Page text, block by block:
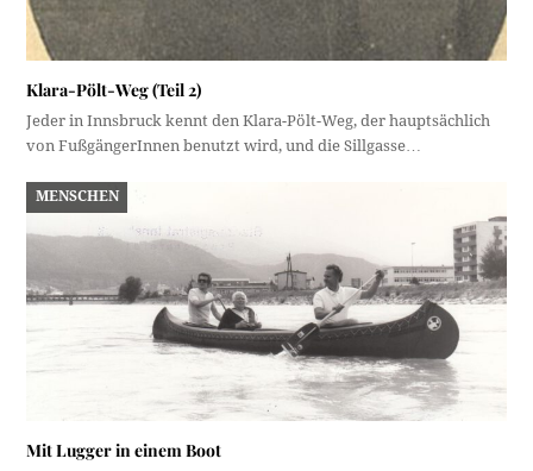
Klara-Pölt-Weg (Teil 2)
Jeder in Innsbruck kennt den Klara-Pölt-Weg, der hauptsächlich
von FußgängerInnen benutzt wird, und die Sillgasse…
MENSCHEN
Mit Lugger in einem Boot